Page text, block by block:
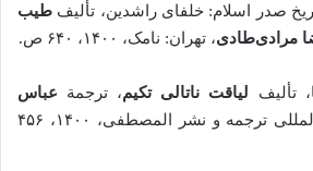
صدر اسلام: خلفای راشدین، تألیف طیب
مرادی‌طادی، تهران: نامک، ۱۴۰۰، ۶۴۰ ص.
تألیف لیاقت ناتالی تکیم، ترجمة عباس
، قم: مرکز بین‌المللی ترجمه و نشر المصطفی، ۱۴۰۰، ۴۵۶